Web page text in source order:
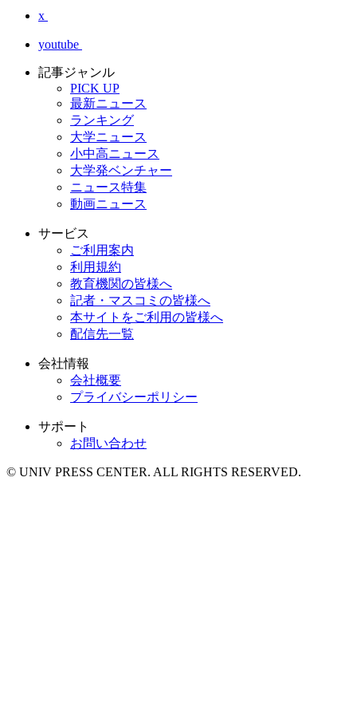
x
youtube
記事ジャンル
PICK UP
最新ニュース
ランキング
大学ニュース
小中高ニュース
大学発ベンチャー
ニュース特集
動画ニュース
サービス
ご利用案内
利用規約
教育機関の皆様へ
記者・マスコミの皆様へ
本サイトをご利用の皆様へ
配信先一覧
会社情報
会社概要
プライバシーポリシー
サポート
お問い合わせ
© UNIV PRESS CENTER. ALL RIGHTS RESERVED.